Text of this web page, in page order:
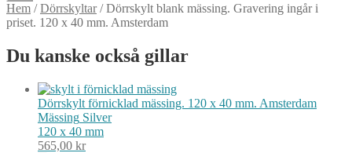
Hem /Dörrskyltar/Dörrskylt blank mässing. Gravering ingår i
priset. 120 x 40 mm. Amsterdam
Du kanske också gillar
Dörrskylt förnicklad mässing. 120 x 40 mm. Amsterdam
Mässing Silver
120 x 40 mm
565,00 kr